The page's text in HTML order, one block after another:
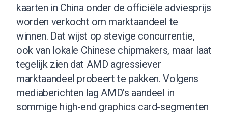
kaarten in China onder de officiële adviesprijs
worden verkocht om marktaandeel te
winnen. Dat wijst op stevige concurrentie,
ook van lokale Chinese chipmakers, maar laat
tegelijk zien dat AMD agressiever
marktaandeel probeert te pakken. Volgens
mediaberichten lag AMD’s aandeel in
sommige high-end graphics card-segmenten